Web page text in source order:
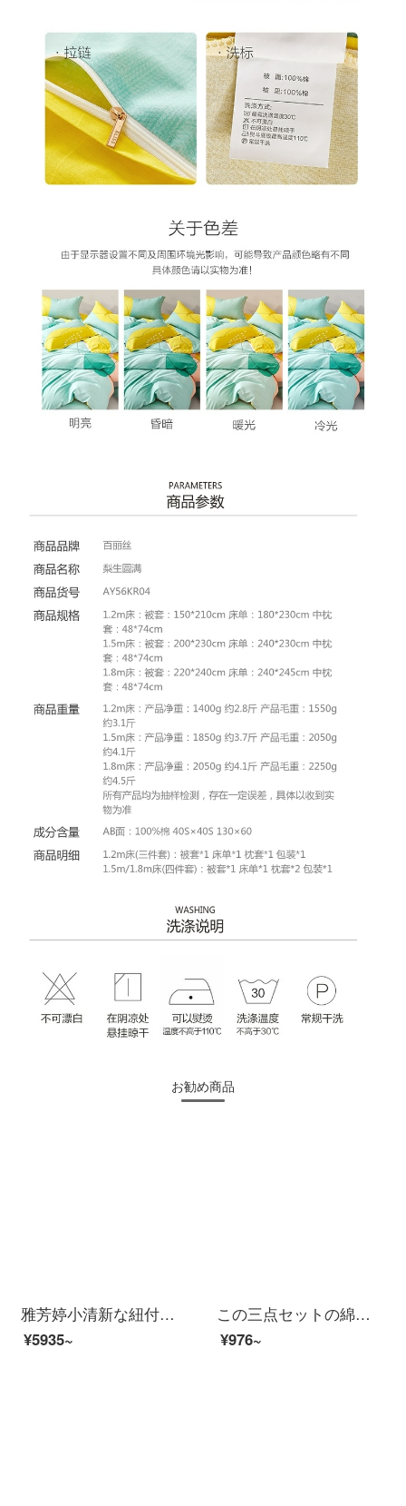
お勧め商品
雅芳婷小清新な紐付けの布団カバー1.8 m可愛い綿のシーツカートゥーン四点セットのダブル1.8 mシーツP 7908ベッド笠セット（四枚）1.8メートル（6フィート）のベッド
¥5935~
この三点セットの綿シンプルな格子シーツ布団カバー学生寮0.9 mベッド漫画プリントストライプの純綿布団カバー3点セットのシングル1.2 mベッド用品のセットは全部青いチェックの三点セットの0.9 mベッド【布団カバー＋シーツ＋枕カバー】
¥976~